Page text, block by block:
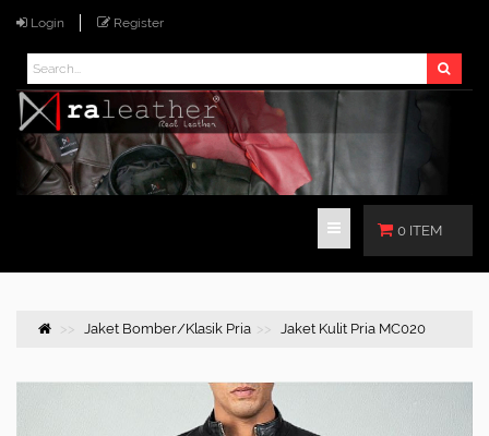
Login Register
0 ITEM
Jaket Bomber/Klasik Pria Jaket Kulit Pria MC020